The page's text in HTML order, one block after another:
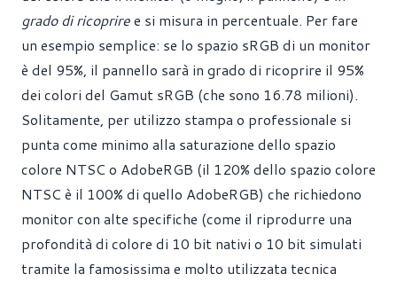
grado di ricopriree si misura in percentuale. Per fare
un esempio semplice: se lo spazio sRGB di un monitor
è del 95%, il pannello sarà in grado di ricoprire il 95%
dei colori del Gamut sRGB (che sono 16.78 milioni).
Solitamente, per utilizzo stampa o professionale si
punta come minimo alla saturazione dello spazio
colore NTSC o AdobeRGB (il 120% dello spazio colore
NTSC è il 100% di quello AdobeRGB) che richiedono
monitor con alte specifiche (come il riprodurre una
profondità di colore di 10 bit nativi o 10 bit simulati
tramite la famosissima e molto utilizzata tecnica